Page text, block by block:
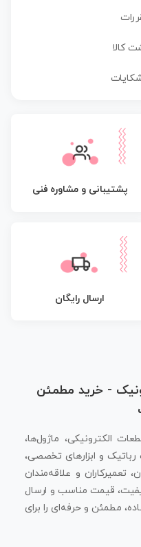
کالا
پشتیبانی و مشاوره فنی
ارسال رایگان
- خرید مطمئن
الکترونیکی، ماژول‌ها،
و ابزارهای تخصصی،
تعمیرکاران و علاقه‌مندان
قیمت مناسب و ارسال
مطمئن و حرفه‌ای را برای